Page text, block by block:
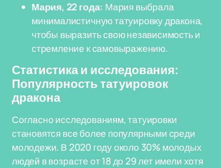
Мария, 22 года: Мария выбрала
минималистичную татуировку дракона,
чтобы выразить свою независимость и
стремление к самовыражению.
Статистика и исследования:
Популярность татуировок
дракона
Согласно исследованиям, татуировки
становятся все более популярными среди
молодежи. В 2020 году около 30% молодых
людей в возрасте от 18 до 29 лет имели хотя